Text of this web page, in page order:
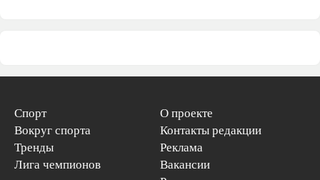
Спорт
Вокруг спорта
Тренды
Лига чемпионов
О проекте
Контакты редакции
Реклама
Вакансии